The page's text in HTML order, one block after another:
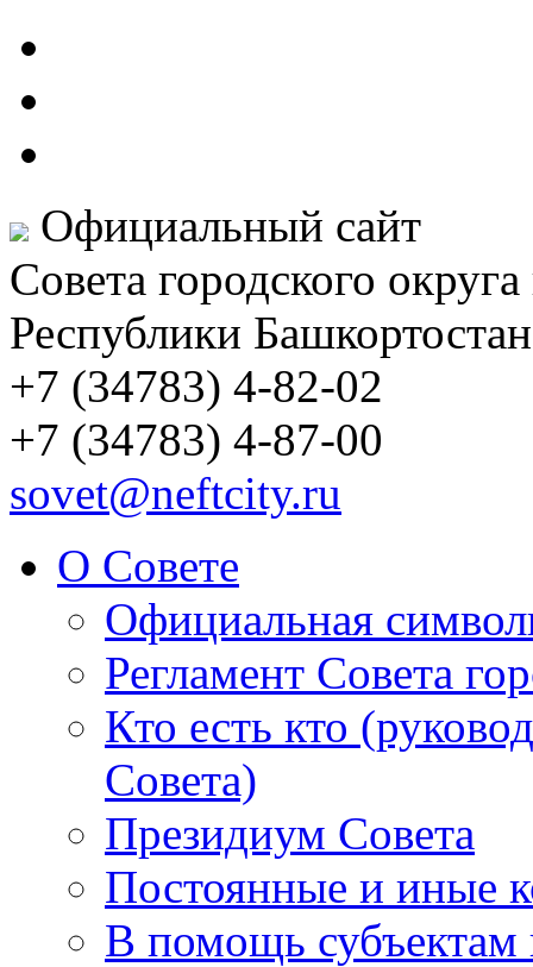
Официальный сайт
Совета городского
Республики Башкортостан
+7 (34783) 4-82-02
+7 (34783) 4-87-00
sovet@neftcity.ru
О Совете
Официальная
Регламент Совета
Кто есть кто
Совета)
Президиум Совета
Постоянные и иные
В помощь субъектам